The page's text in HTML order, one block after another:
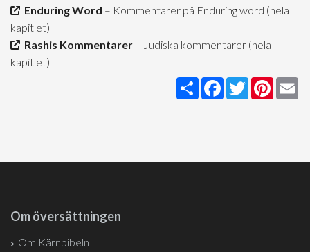
Enduring Word – Kommentarer på Enduring word (hela
kapitlet)
Rashis Kommentarer – Judiska kommentarer (hela
kapitlet)
Share Facebook
Twitter
Om översättningen
Om Kärnbibeln